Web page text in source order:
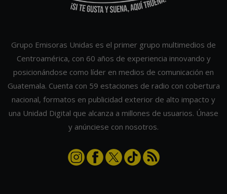
Grupo Emisoras Unidas es el primer grupo multimedios de
Centroamérica, con 60 años de experiencia innovando y
posicionándose como líder en medios de comunicación en
Guatemala. Cuenta con 59 estaciones de radio con cobertura
nacional, formatos en publicidad exterior de alto impacto y
una Unidad Digital que alcanza a millones de usuarios. Únase
y anúnciese con nosotros.